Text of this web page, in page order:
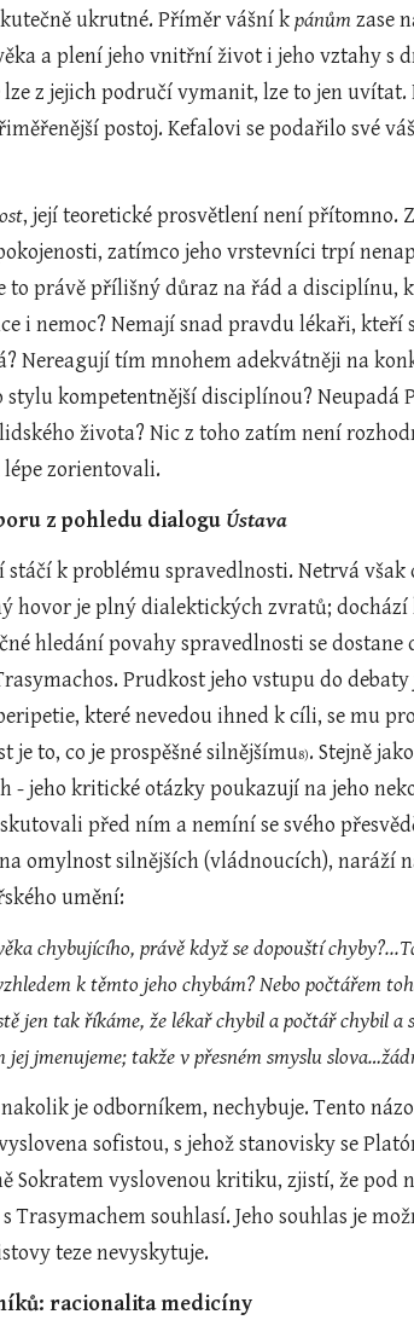
ukrutné. Příměr vášní k pánům zase
a plení jeho vnitřní život i jeho vztahy s
z jejich područí vymanit, lze to jen
postoj. Kefalovi se podařilo své
, její teoretické prosvětlení není přítomno.
zatímco jeho vrstevníci trpí
to právě přílišný důraz na řád a disciplínu,
i nemoc? Nemají snad pravdu lékaři,
Nereagují tím mnohem adekvátněji na
kompetentnější disciplínou?
života? Nic z toho zatím není
lépe zorientovali.
z pohledu dialogu Ústava
hovor je plný dialektických zvratů;
hledání povahy spravedlnosti se
Prudkost jeho vstupu do debaty
které nevedou ihned k cíli, se mu
je to, co je prospěšné silnějšímu8). Stejně
jeho kritické otázky poukazují na jeho
před ním a nemíní se svého
omylnost silnějších (vládnoucích), naráží
umění:
chybujícího, právě když se dopouští
k těmto jeho chybám? Nebo počtářem
jen tak říkáme, že lékař chybil a počtář chybil
jmenujeme; takže v přesném smyslu
sofistou, s jehož stanovisky se
Sokratem vyslovenou kritiku, zjistí, že
Trasymachem souhlasí. Jeho souhlas je
teze nevyskytuje.
racionalita medicíny